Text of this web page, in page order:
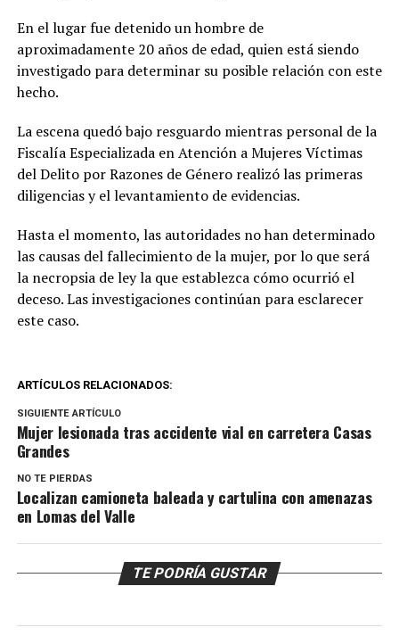
En el lugar fue detenido un hombre de
aproximadamente 20 años de edad, quien está siendo
investigado para determinar su posible relación con este
hecho.
La escena quedó bajo resguardo mientras personal de la
Fiscalía Especializada en Atención a Mujeres Víctimas
del Delito por Razones de Género realizó las primeras
diligencias y el levantamiento de evidencias.
Hasta el momento, las autoridades no han determinado
las causas del fallecimiento de la mujer, por lo que será
la necropsia de ley la que establezca cómo ocurrió el
deceso. Las investigaciones continúan para esclarecer
este caso.
ARTÍCULOS RELACIONADOS:
SIGUIENTE ARTÍCULO
Mujer lesionada tras accidente vial en carretera Casas
Grandes
NO TE PIERDAS
Localizan camioneta baleada y cartulina con amenazas
en Lomas del Valle
TE PODRÍA GUSTAR